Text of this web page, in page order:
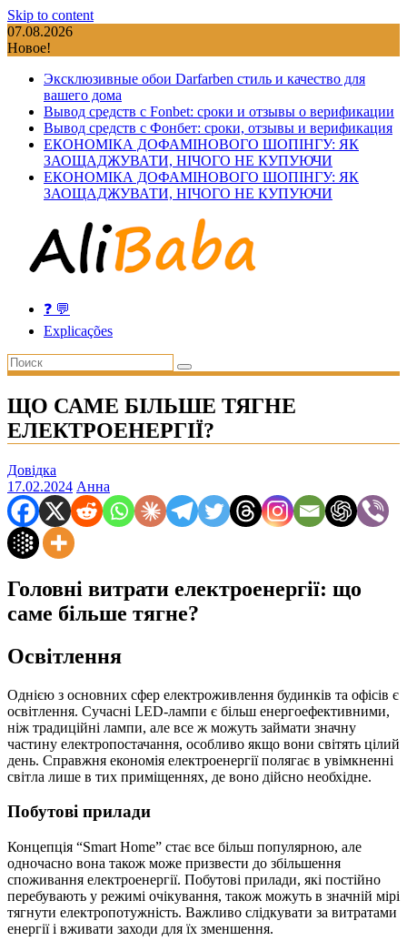
Skip to content
07.08.2026
Новое!
Эксклюзивные обои Darfarben стиль и качество для
вашего дома
Вывод средств с Fonbet: сроки и отзывы о верификации
Вывод средств с Фонбет: сроки, отзывы и верификация
ЕКОНОМІКА ДОФАМІНОВОГО ШОПІНГУ: ЯК
ЗАОЩАДЖУВАТИ, НІЧОГО НЕ КУПУЮЧИ
ЕКОНОМІКА ДОФАМІНОВОГО ШОПІНГУ: ЯК
ЗАОЩАДЖУВАТИ, НІЧОГО НЕ КУПУЮЧИ
❓ 💬
Explicações
ЩО САМЕ БІЛЬШЕ ТЯГНЕ
ЕЛЕКТРОЕНЕРГІЇ?
Довідка
17.02.2024 Анна
Головні витрати електроенергії: що
саме більше тягне?
Освітлення
Однією з основних сфер електроживлення будинків та офісів є
освітлення. Сучасні LED-лампи є більш енергоефективними,
ніж традиційні лампи, але все ж можуть займати значну
частину електропостачання, особливо якщо вони світять цілий
день. Справжня економія електроенергії полягає в увімкненні
світла лише в тих приміщеннях, де воно дійсно необхідне.
Побутові прилади
Концепція “Smart Home” стає все більш популярною, але
одночасно вона також може призвести до збільшення
споживання електроенергії. Побутові прилади, які постійно
перебувають у режимі очікування, також можуть в значній мірі
тягнути електропотужність. Важливо слідкувати за витратами
енергії і вживати заходи для їх зменшення.